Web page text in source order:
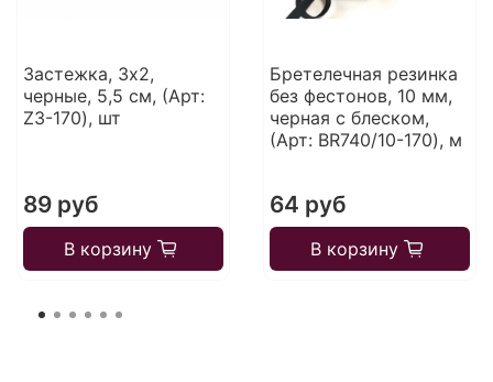
Застежка, 3х2,
черные, 5,5 см, (Арт:
Z3-170), шт
89 руб
В корзину
Бретелечная резинка
без фестонов, 10 мм,
черная с блеском,
(Арт: BR740/10-170), м
64 руб
В корзину